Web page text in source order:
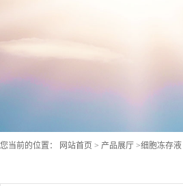
您当前的位置： 网站首页 > 产品展厅 >细胞冻存液